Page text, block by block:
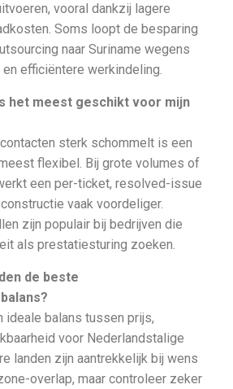
vooral dankzij lagere
Soms loopt de besparing
naar Suriname wegens
efficiëntere werkindeling.
het meest geschikt voor mijn
sterk schommelt is een
flexibel. Bij grote volumes of
een per-ticket, resolved-issue
vaak voordeliger.
zijn populair bij bedrijven die
als prestatiesturing zoeken.
de beste
ideale balans tussen prijs,
voor Nederlandstalige
landen zijn aantrekkelijk bij wens
overlap, maar controleer zeker